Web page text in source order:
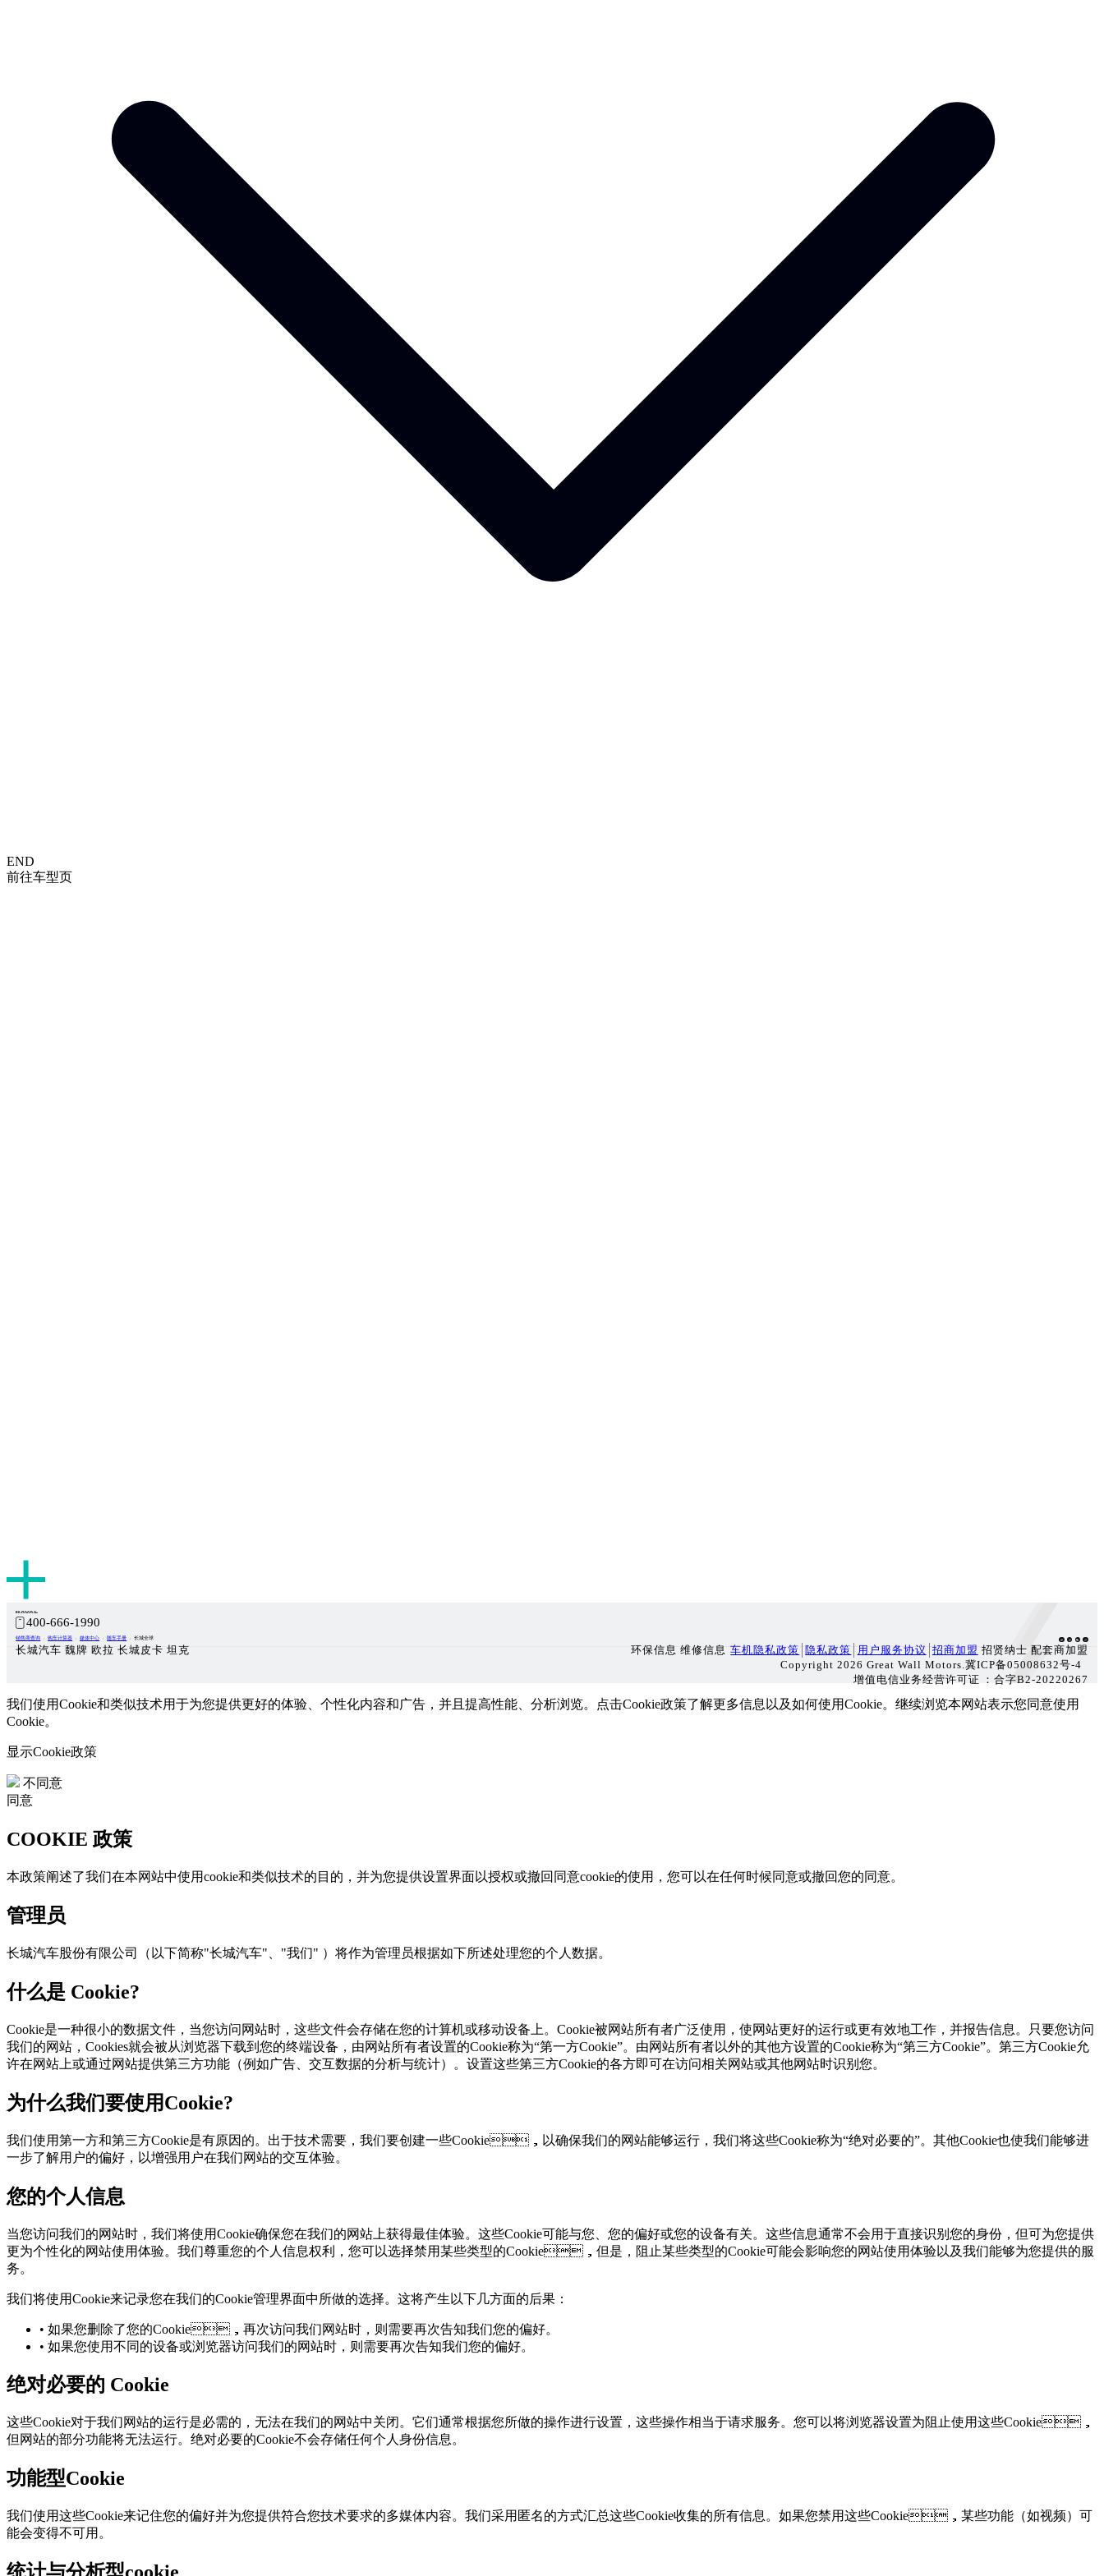
END
前往车型页
400-666-1990
销售商查询 购车计算器 媒体中心 随车手册 长城全球
长城汽车 魏牌 欧拉 长城皮卡 坦克 环保信息 维修信息 车机隐私政策 隐私政策 用户服务协议 招商加盟 招贤纳士 配套商加盟
Copyright 2026 Great Wall Motors.冀ICP备05008632号-4
增值电信业务经营许可证：合字B2-20220267
我们使用Cookie和类似技术用于为您提供更好的体验、个性化内容和广告，并且提高性能、分析浏览。点击Cookie政策了解更多信息以及如何使用Cookie。继续浏览本网站表示您同意使用
Cookie。
显示Cookie政策
不同意
同意
COOKIE 政策
本政策阐述了我们在本网站中使用cookie和类似技术的目的，并为您提供设置界面以授权或撤回同意cookie的使用，您可以在任何时候同意或撤回您的同意。
管理员
长城汽车股份有限公司（以下简称"长城汽车"、"我们" ）将作为管理员根据如下所述处理您的个人数据。
什么是 Cookie?
Cookie是一种很小的数据文件，当您访问网站时，这些文件会存储在您的计算机或移动设备上。Cookie被网站所有者广泛使用，使网站更好的运行或更有效地工作，并报告信息。只要您访问
我们的网站，Cookies就会被从浏览器下载到您的终端设备，由网站所有者设置的Cookie称为“第一方Cookie”。由网站所有者以外的其他方设置的Cookie称为“第三方Cookie”。第三方Cookie允
许在网站上或通过网站提供第三方功能（例如广告、交互数据的分析与统计）。设置这些第三方Cookie的各方即可在访问相关网站或其他网站时识别您。
为什么我们要使用Cookie?
我们使用第一方和第三方Cookie是有原因的。出于技术需要，我们要创建一些Cookie，以确保我们的网站能够运行，我们将这些Cookie称为“绝对必要的”。其他Cookie也使我们能够进
一步了解用户的偏好，以增强用户在我们网站的交互体验。
您的个人信息
当您访问我们的网站时，我们将使用Cookie确保您在我们的网站上获得最佳体验。这些Cookie可能与您、您的偏好或您的设备有关。这些信息通常不会用于直接识别您的身份，但可为您提供
更为个性化的网站使用体验。我们尊重您的个人信息权利，您可以选择禁用某些类型的Cookie，但是，阻止某些类型的Cookie可能会影响您的网站使用体验以及我们能够为您提供的服
务。
我们将使用Cookie来记录您在我们的Cookie管理界面中所做的选择。这将产生以下几方面的后果：
• 如果您删除了您的Cookie，再次访问我们网站时，则需要再次告知我们您的偏好。
• 如果您使用不同的设备或浏览器访问我们的网站时，则需要再次告知我们您的偏好。
绝对必要的 Cookie
这些Cookie对于我们网站的运行是必需的，无法在我们的网站中关闭。它们通常根据您所做的操作进行设置，这些操作相当于请求服务。您可以将浏览器设置为阻止使用这些Cookie，
但网站的部分功能将无法运行。绝对必要的Cookie不会存储任何个人身份信息。
功能型Cookie
我们使用这些Cookie来记住您的偏好并为您提供符合您技术要求的多媒体内容。我们采用匿名的方式汇总这些Cookie收集的所有信息。如果您禁用这些Cookie，某些功能（如视频）可
能会变得不可用。